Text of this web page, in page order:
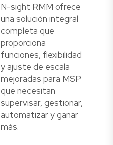
N-sight RMM ofrece
una solución integral
completa que
proporciona
funciones, flexibilidad
y ajuste de escala
mejoradas para MSP
que necesitan
supervisar, gestionar,
automatizar y ganar
más.